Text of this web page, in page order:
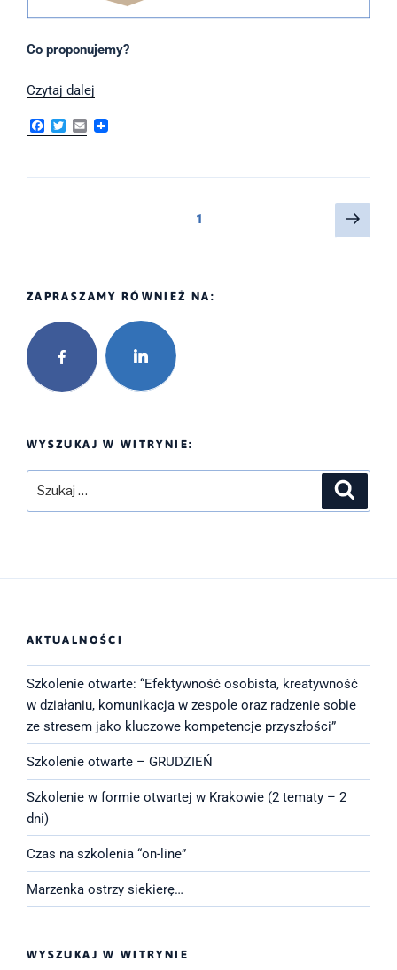
Co proponujemy?
Czytaj dalej
szkolenia
line”
F
a
b
T
w
t
E
l
1
ZAPRASZAMY RÓWNIEŻ NA:
WYSZUKAJ W WITRYNIE:
AKTUALNOŚCI
Szkolenie otwarte: “Efektywność osobista, kreatywność
w działaniu, komunikacja w zespole oraz radzenie sobie
ze stresem jako kluczowe kompetencje przyszłości”
Szkolenie otwarte – GRUDZIEŃ
Szkolenie w formie otwartej w Krakowie (2 tematy – 2
dni)
Czas na szkolenia “on-line”
Marzenka ostrzy siekierę…
WYSZUKAJ W WITRYNIE